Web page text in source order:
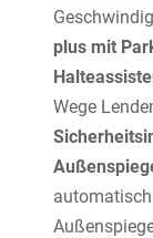
plus mit
Wege